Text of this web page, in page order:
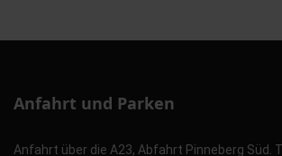
Anfahrt und Parken
Anfahrt über die A23, Abfahrt Pinneberg Süd.